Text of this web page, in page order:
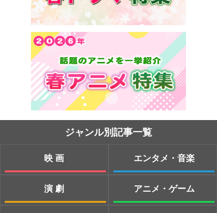
ジャンル別記事一覧
映画
演劇
エンタメ・音楽
アニメ・ゲーム